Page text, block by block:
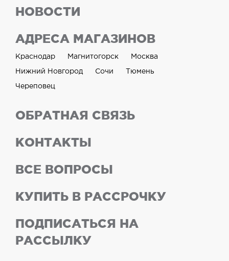
НОВОСТИ
АДРЕСА МАГАЗИНОВ
Краснодар Магнитогорск Москва
Нижний Новгород Сочи Тюмень
Череповец
ОБРАТНАЯ СВЯЗЬ
КОНТАКТЫ
ВСЕ ВОПРОСЫ
КУПИТЬ В РАССРОЧКУ
ПОДПИСАТЬСЯ НА
РАССЫЛКУ